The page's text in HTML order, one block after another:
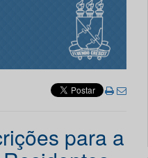
para a